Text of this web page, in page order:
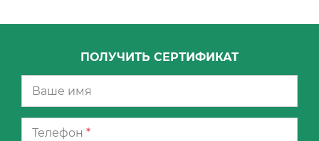
ПОЛУЧИТЬ СЕРТИФИКАТ
Телефон *